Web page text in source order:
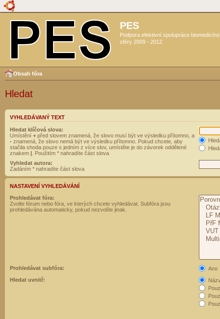
PES
Podpora efektivní spolupráce
sféry 2009 - 2012
Obsah fóra
Hledat
VYHLEDÁVANÝ TEXT
Hledat klíčová slova:
Umístění + před slovem znamená, že slovo musí být ve výsledku přítomno, a
- znamená, že slovo nemá být ve výsledku přítomno. Pokud chcete, aby
stačila shoda pouze s jedním z více slov, umístěte je do závorek oddělené
znakem | . Použitím * nahradíte část slova
Vyhledat autora:
Zadáním * nahradíte část slova
NASTAVENÍ VYHLEDÁVÁNÍ
Prohledávat fóra:
Zvolte fórum nebo fóra, ve kterých chcete vyhledávat. Subfóra jsou
prohledávána automaticky, pokud nezvolíte jinak.
Prohledávat subfóra:
Ano
Hledat uvnitř: